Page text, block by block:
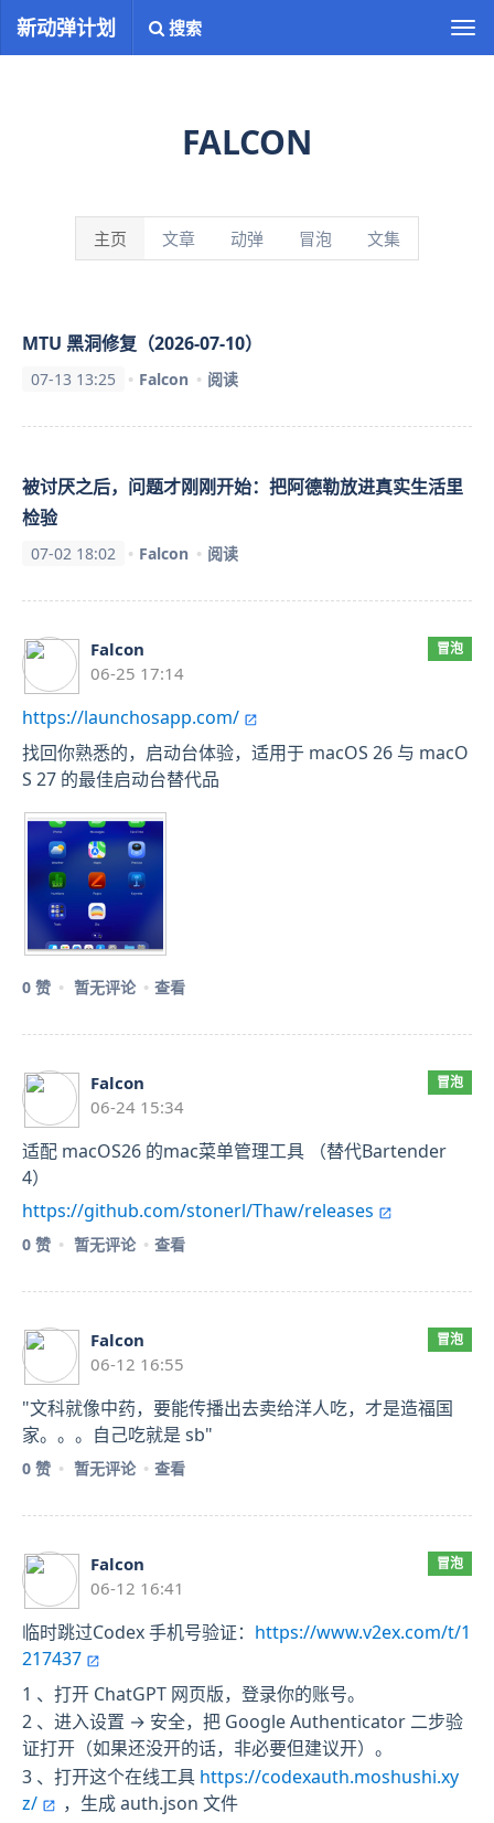
切
换
新动弹计划 搜索
FALCON
主页 文章 动弹 冒泡 文集
MTU 黑洞修复（2026-07-10）
07-13 13:25 Falcon 阅读
被讨厌之后，问题才刚刚开始：把阿德勒放进真实生活里
检验
07-02 18:02 Falcon 阅读
Falcon
06-25 17:14
冒泡
https://launchosapp.com/
找回你熟悉的，启动台体验，适用于 macOS 26 与 macO
S 27 的最佳启动台替代品
0 赞 暂无评论 查看
Falcon
06-24 15:34
冒泡
适配 macOS26 的mac菜单管理工具 （替代Bartender
4）
https://github.com/stonerl/Thaw/releases
0 赞 暂无评论 查看
Falcon
06-12 16:55
冒泡
"文科就像中药，要能传播出去卖给洋人吃，才是造福国
家。。。自己吃就是 sb"
0 赞 暂无评论 查看
Falcon
06-12 16:41
冒泡
临时跳过Codex 手机号验证： https://www.v2ex.com/t/1
217437
1 、打开 ChatGPT 网页版，登录你的账号。
2 、进入设置 → 安全，把 Google Authenticator 二步验
证打开（如果还没开的话，非必要但建议开）。
3 、打开这个在线工具 https://codexauth.moshushi.xy
z/
，生成 auth.json 文件